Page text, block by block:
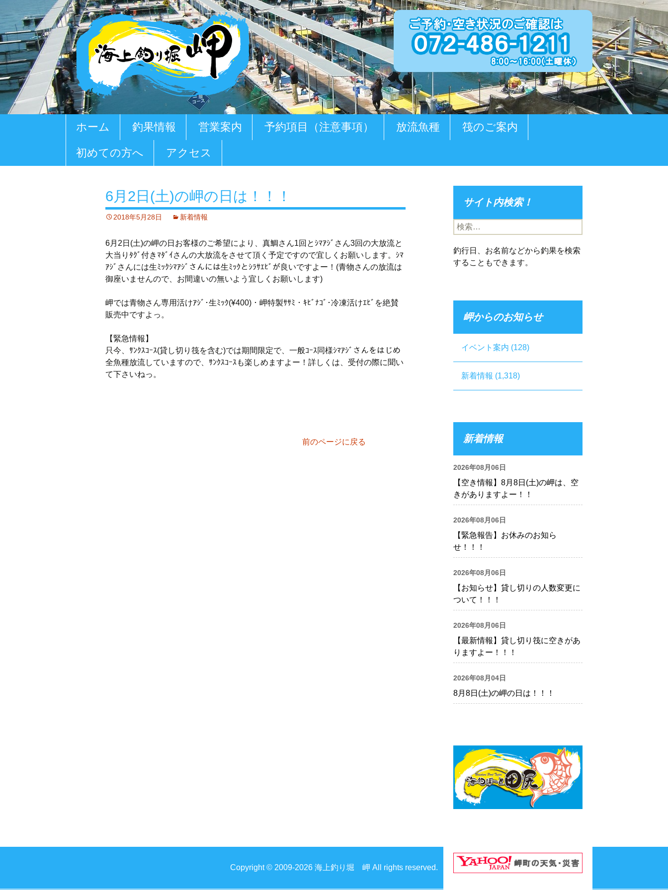
ツ
ホーム 釣果情報 営業案内 予約項目（注意事項） 放流魚種 筏のご案内
初めての方へ アクセス
6月2日(土)の岬の日は！！！
2018年5月28日 新着情報
6月2日(土)の岬の日お客様のご希望により、真鯛さん1回とｼﾏｱｼﾞさん3回の大放流と
大当りﾀｸﾞ付きﾏﾀﾞｲさんの大放流をさせて頂く予定ですので宜しくお願いします。ｼﾏ
ｱｼﾞさんには生ﾐｯｸｼﾏｱｼﾞさんには生ﾐｯｸとｼﾗｻｴﾋﾞが良いですよー！(青物さんの放流は
御座いませんので、お間違いの無いよう宜しくお願いします)
岬では青物さん専用活けｱｼﾞ･生ﾐｯｸ(¥400)・岬特製ｻｻﾐ・ｷﾋﾞﾅｺﾞ･冷凍活けｴﾋﾞを絶賛
販売中ですよっ。
【緊急情報】
只今、ｻﾝｸｽｺｰｽ(貸し切り筏を含む)では期間限定で、一般ｺｰｽ同様ｼﾏｱｼﾞさんをはじめ
全魚種放流していますので、ｻﾝｸｽｺｰｽも楽しめますよー！詳しくは、受付の際に聞い
て下さいねっ。
前のページに戻る
サイト内検索！
検
索:
釣行日、お名前などから釣果を検索
することもできます。
岬からのお知らせ
イベント案内 (128)
新着情報 (1,318)
新着情報
2026年08月06日
【空き情報】8月8日(土)の岬は、空
きがありますよー！！
2026年08月06日
【緊急報告】お休みのお知ら
せ！！！
2026年08月06日
【お知らせ】貸し切りの人数変更に
ついて！！！
2026年08月06日
【最新情報】貸し切り筏に空きがあ
りますよー！！！
2026年08月04日
8月8日(土)の岬の日は！！！
Copyright © 2009-2026 海上釣り堀 岬 All rights reserved.